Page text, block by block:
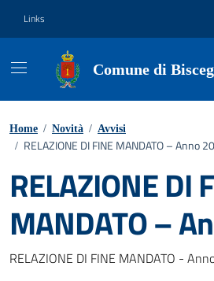
Links
Comune di
Home / Novità / Avvisi
/ RELAZIONE DI FINE MANDATO – Anno
RELAZIONE DI
MANDATO –
Dettagli della
RELAZIONE DI FINE MANDATO -